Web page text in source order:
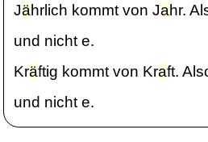
Jährlich kommt von Jahr.
und nicht e.
Kräftig kommt von Kraft.
und nicht e.